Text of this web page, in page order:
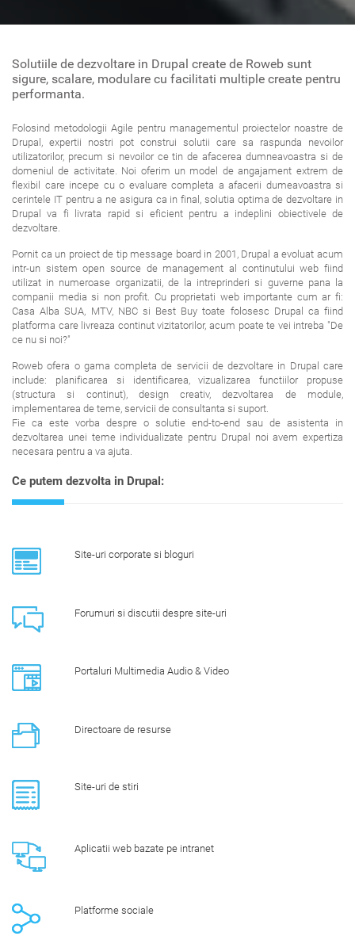
Solutiile de dezvoltare in Drupal create de Roweb sunt
sigure, scalare, modulare cu facilitati multiple create pentru
performanta.
Folosind metodologii Agile pentru managementul proiectelor noastre de
Drupal, expertii nostri pot construi solutii care sa raspunda nevoilor
utilizatorilor, precum si nevoilor ce tin de afacerea dumneavoastra si de
domeniul de activitate. Noi oferim un model de angajament extrem de
flexibil care incepe cu o evaluare completa a afacerii dumeavoastra si
cerintele IT pentru a ne asigura ca in final, solutia optima de dezvoltare in
Drupal va fi livrata rapid si eficient pentru a indeplini obiectivele de
dezvoltare.
Pornit ca un proiect de tip message board in 2001, Drupal a evoluat acum
intr-un sistem open source de management al continutului web fiind
utilizat in numeroase organizatii, de la intreprinderi si guverne pana la
companii media si non profit. Cu proprietati web importante cum ar fi:
Casa Alba SUA, MTV, NBC si Best Buy toate folosesc Drupal ca fiind
platforma care livreaza continut vizitatorilor, acum poate te vei intreba "De
ce nu si noi?"
Roweb ofera o gama completa de servicii de dezvoltare in Drupal care
include: planificarea si identificarea, vizualizarea functiilor propuse
(structura si continut), design creativ, dezvoltarea de module,
implementarea de teme, servicii de consultanta si suport.
Fie ca este vorba despre o solutie end-to-end sau de asistenta in
dezvoltarea unei teme individualizate pentru Drupal noi avem expertiza
necesara pentru a va ajuta.
Ce putem dezvolta in Drupal:
Site-uri corporate si bloguri
Forumuri si discutii despre site-uri
Portaluri Multimedia Audio & Video
Directoare de resurse
Site-uri de stiri
Aplicatii web bazate pe intranet
Platforme sociale